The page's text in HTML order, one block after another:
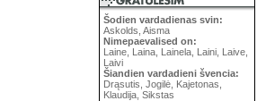
Šodien vardadienas svin:
Askolds, Aisma
Nimepaevalised on:
Laine, Laina, Lainela, Laini, Laive,
Laivi
Šiandien vardadieni švencia:
Drąsutis, Jogilė, Kajetonas,
Klaudija, Sikstas